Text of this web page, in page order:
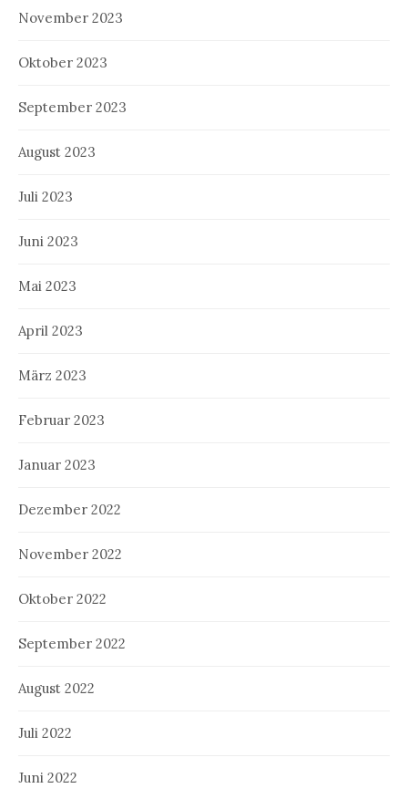
November 2023
Oktober 2023
September 2023
August 2023
Juli 2023
Juni 2023
Mai 2023
April 2023
März 2023
Februar 2023
Januar 2023
Dezember 2022
November 2022
Oktober 2022
September 2022
August 2022
Juli 2022
Juni 2022